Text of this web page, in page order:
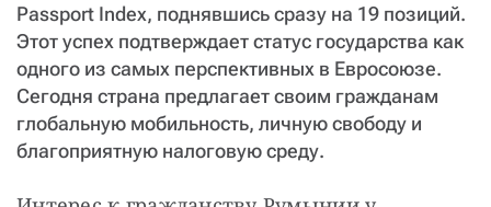
Passport Index, поднявшись сразу на 19 позиций.
Этот успех подтверждает статус государства как
одного из самых перспективных в Евросоюзе.
Сегодня страна предлагает своим гражданам
глобальную мобильность, личную свободу и
благоприятную налоговую среду.